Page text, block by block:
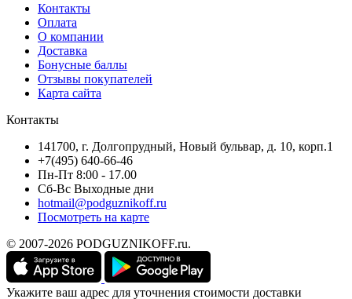
Контакты
Оплата
О компании
Доставка
Бонусные баллы
Отзывы покупателей
Карта сайта
Контакты
141700, г. Долгопрудный, Новый бульвар, д. 10, корп.1
+7(495) 640-66-46
Пн-Пт 8:00 - 17.00
Сб-Вс Выходные дни
hotmail@podguznikoff.ru
Посмотреть на карте
© 2007-2026 PODGUZNIKOFF.ru.
Укажите ваш адрес для уточнения стоимости доставки